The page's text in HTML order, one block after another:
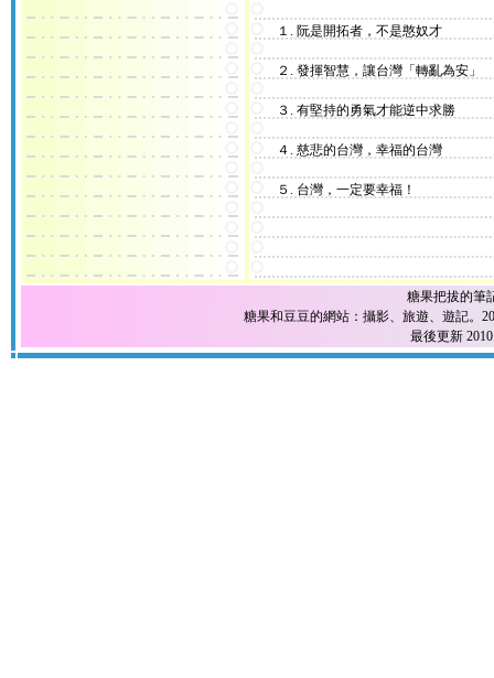
１. 阮是開拓者，不是憨奴才
２. 發揮智慧，讓台灣「轉亂為安」
３. 有堅持的勇氣才能逆中求勝
４. 慈悲的台灣，幸福的台灣
５. 台灣，一定要幸福！
糖果把拔的筆
糖果和豆豆的網站：攝影、旅遊、遊記。
最後更新